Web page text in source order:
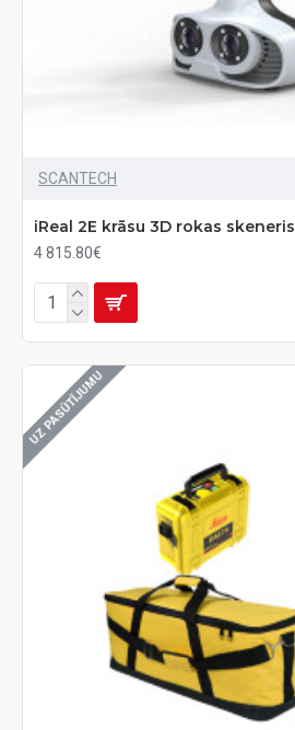
SCANTECH
iReal 2E krāsu 3D rokas skeneris
4 815.80€
UZ PASŪTĪJUMU